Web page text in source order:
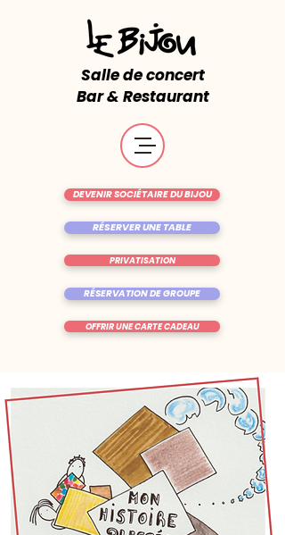
Salle de concert
Bar & Restaurant
RÉSERVER UNE TABLE
OFFRIR UNE CARTE CADEAU
DEVENIR SOCIÉTAIRE DU BIJOU
RÉSERVATION DE GROUPE
PRIVATISATION